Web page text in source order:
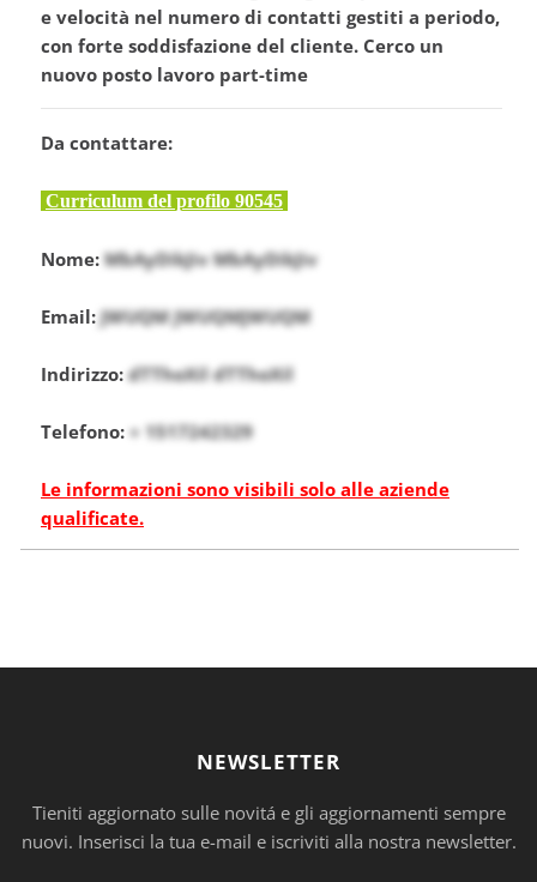
e velocità nel numero di contatti gestiti a periodo,
con forte soddisfazione del cliente. Cerco un
nuovo posto lavoro part-time
Da contattare:
Curriculum del profilo 90545
Nome:MbAyDikJiv MbAyDikJiv
Email:JWUQM JWUQMJWUQM
Indirizzo:dTThoXil dTThoXil
Telefono: + 1517242329
Le informazioni sono visibili solo alle aziende
qualificate.
NEWSLETTER
Tieniti aggiornato sulle novitá e gli aggiornamenti sempre
nuovi. Inserisci la tua e-mail e iscriviti alla nostra newsletter.